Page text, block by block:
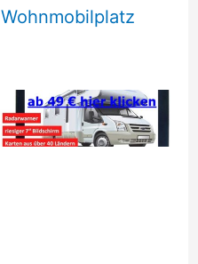
Wohnmobilplatz